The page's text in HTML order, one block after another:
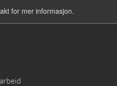
for mer informasjon.